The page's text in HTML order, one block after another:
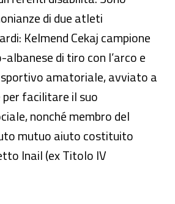
di due atleti
Kelmend Cekaj campione
di tiro con l’arco e
amatoriale, avviato a
per facilitare il suo
nonché membro del
mutuo aiuto costituito
Inail (ex Titolo IV